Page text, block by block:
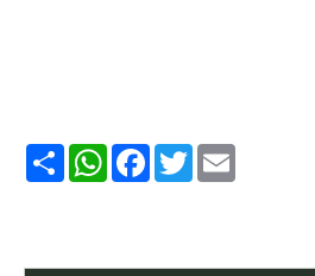
ShareWhatsApp
Facebook
Twitter